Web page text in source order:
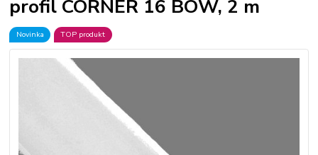
profil CORNER 16 BOW, 2 m
Novinka TOP produkt